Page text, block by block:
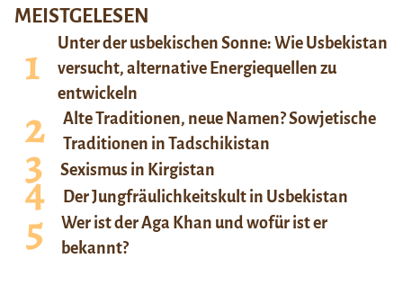
MEISTGELESEN
Unter der usbekischen Sonne: Wie Usbekistan
versucht, alternative Energiequellen zu
entwickeln
Alte Traditionen, neue Namen? Sowjetische
Traditionen in Tadschikistan
Sexismus in Kirgistan
Der Jungfräulichkeitskult in Usbekistan
Wer ist der Aga Khan und wofür ist er
bekannt?